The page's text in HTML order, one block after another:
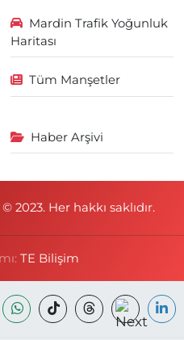
Mardin Trafik Yoğunluk
Haritası
Tüm Manşetler
Haber Arşivi
2023. Her hakkı saklıdır.
TE Bilişim